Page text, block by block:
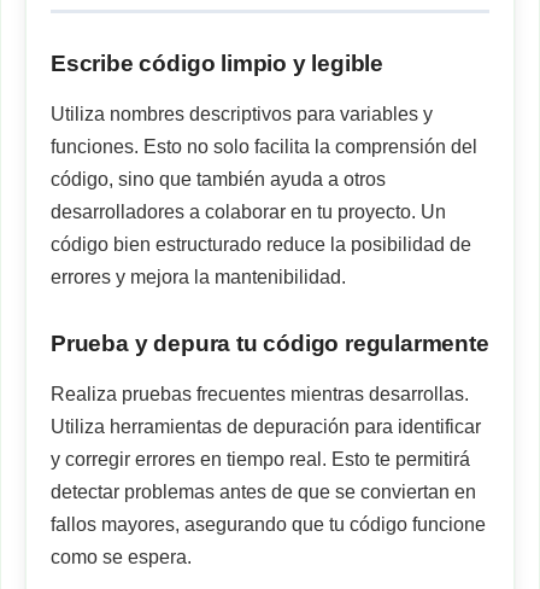
Escribe código limpio y legible
Utiliza nombres descriptivos para variables y
funciones. Esto no solo facilita la comprensión del
código, sino que también ayuda a otros
desarrolladores a colaborar en tu proyecto. Un
código bien estructurado reduce la posibilidad de
errores y mejora la mantenibilidad.
Prueba y depura tu código regularmente
Realiza pruebas frecuentes mientras desarrollas.
Utiliza herramientas de depuración para identificar
y corregir errores en tiempo real. Esto te permitirá
detectar problemas antes de que se conviertan en
fallos mayores, asegurando que tu código funcione
como se espera.